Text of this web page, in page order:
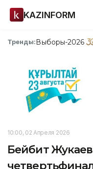
KAZINFORM
Тренды:Выборы-2026
10:00, 02 Апреля 2026
Бейбит